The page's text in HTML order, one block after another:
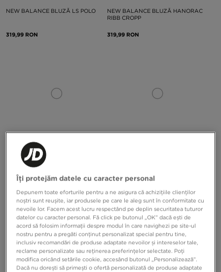
NEW BALANCE BLUZĂ LS POLO
319,99 RON
NEW BALANCE BLUZĂ HANORAC
RIBB CROPP
319,99 RON
NEW BALANCE BLUZĂ HANORAC
RIBB CROPP
319,99 RON
OS CREW GLS
349,99 RON
Îți protejăm datele cu caracter personal
Depunem toate eforturile pentru a ne asigura că achizițiile clienților
noștri sunt reușite, iar produsele pe care le aleg sunt în conformitate cu
nevoile lor. Facem acest lucru respectând pe deplin securitatea tuturor
datelor cu caracter personal. Fă click pe butonul „OK” dacă ești de
acord să folosim informații despre modul în care navighezi pe site-ul
nostru pentru a pregăti conținut personalizat special pentru tine,
inclusiv recomandări de produse adaptate nevoilor și intereselor tale,
reclame personalizate sau reținerea preferințelor selectate. Poți
modifica oricând setările cookie, accesând butonul „Personalizează”.
Dacă nu dorești să primești o ofertă personalizată de produse adaptate